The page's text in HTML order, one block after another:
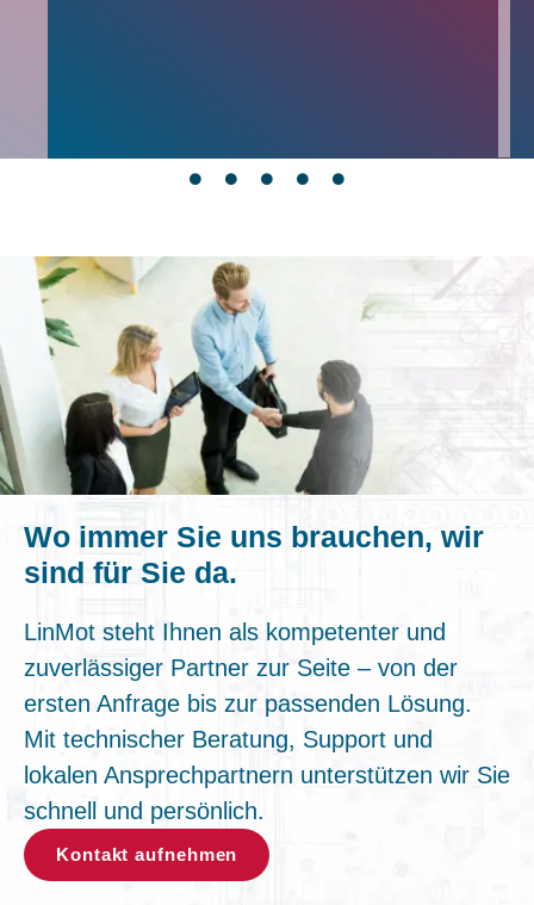
Wo immer Sie uns brauchen, wir
sind für Sie da.
LinMot steht Ihnen als kompetenter und
zuverlässiger Partner zur Seite – von der
ersten Anfrage bis zur passenden Lösung.
Mit technischer Beratung, Support und
lokalen Ansprechpartnern unterstützen wir Sie
schnell und persönlich.
Kontakt aufnehmen